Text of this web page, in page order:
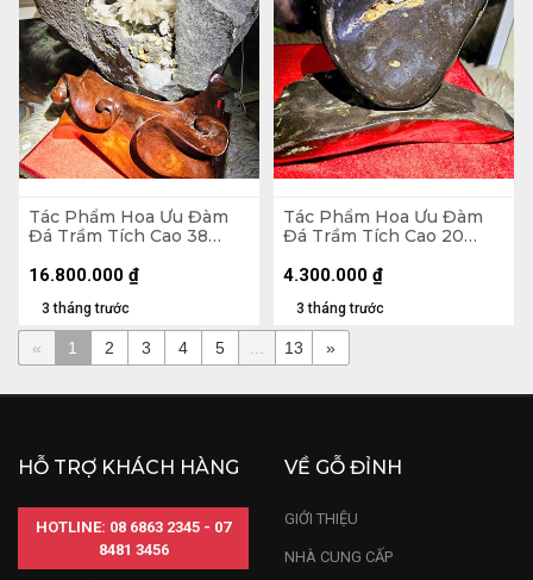
Tác Phẩm Hoa Ưu Đàm
Đá Trầm Tích Cao 38
3 tháng trước
16.800.000 ₫
Tác Phẩm Hoa Ưu Đàm
Đá Trầm Tích Cao 20
3 tháng trước
4.300.000 ₫
« 1 2 3 4 5 13 »
HỖ TRỢ KHÁCH HÀNG
HOTLINE: 08 6863 2345 - 07
8481 3456
VỀ GỖ ĐỈNH
GIỚI THIỆU
NHÀ CUNG CẤP